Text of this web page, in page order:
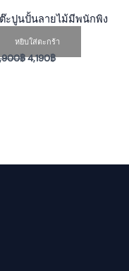
ะปูนปั้นลายไม้มีพนักพิง
หยิบใส่ตะกร้า
฿4,190฿